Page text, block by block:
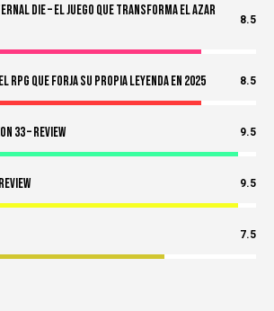
Die – El Juego Que Transforma el Azar
8.5
RPG Que Forja Su Propia Leyenda en 2025 8.5
33 – Review 9.5
9.5
7.5